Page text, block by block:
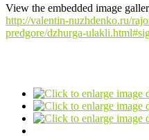
View the embedded image
http://valentin-nuzhdenko.ru/
predgore/dzhurga-